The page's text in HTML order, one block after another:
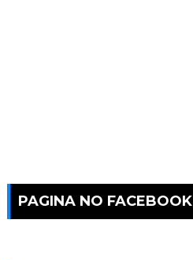
PAGINA NO FACEBOOK